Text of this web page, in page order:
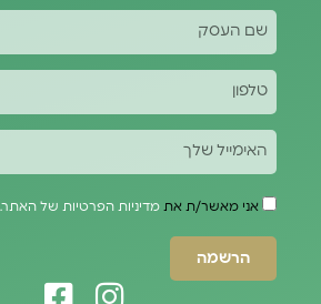
אני מאשר/ת את מדיניות הפרטיות של האתר.
הרשמה